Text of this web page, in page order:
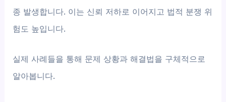
종 발생합니다. 이는 신뢰 저하로 이어지고 법적 분쟁 위
험도 높입니다.
실제 사례들을 통해 문제 상황과 해결법을 구체적으로
알아봅니다.